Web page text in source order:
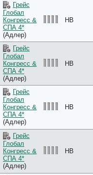
Грейс
Глобал
Конгресс &
СПА 4*
(Адлер)
HB
Грейс
Глобал
Конгресс &
СПА 4*
(Адлер)
HB
Грейс
Глобал
Конгресс &
СПА 4*
(Адлер)
HB
Грейс
Глобал
Конгресс &
СПА 4*
(Адлер)
HB